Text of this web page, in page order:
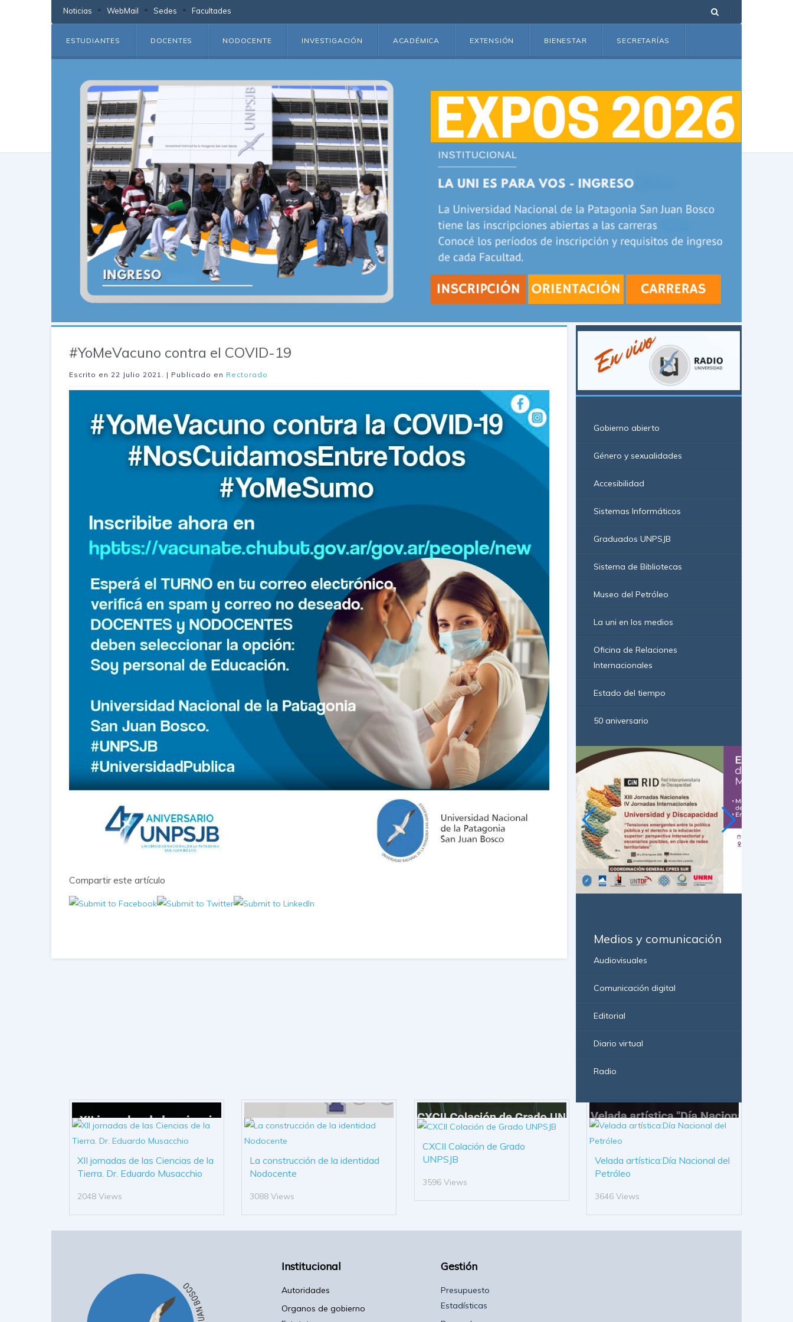
Noticias WebMail Sedes Facultades
ESTUDIANTES DOCENTES NODOCENTE INVESTIGACIÓN ACADÉMICA EXTENSIÓN BIENESTAR SECRETARÍAS
#YoMeVacuno contra el COVID-19
Escrito en 22 Julio 2021 . | Publicado en Rectorado
Compartir este artículo
Gobierno abierto
Género y sexualidades
Accesibilidad
Sistemas Informáticos
Graduados UNPSJB
Sistema de Bibliotecas
Museo del Petróleo
La uni en los medios
Oficina de Relaciones
Internacionales
Estado del tiempo
50 aniversario
Medios y comunicación
Audiovisuales
Comunicación digital
Editorial
Diario virtual
Radio
XII jornadas de las Ciencias de la
Tierra. Dr. Eduardo Musacchio
2048 Views
La construcción de la identidad
Nodocente
3088 Views
CXCII Colación de Grado
UNPSJB
3596 Views
Velada artística:Día Nacional del
Petróleo
3646 Views
Institucional
Autoridades
Organos de gobierno
Gestión
Presupuesto
Estadísticas